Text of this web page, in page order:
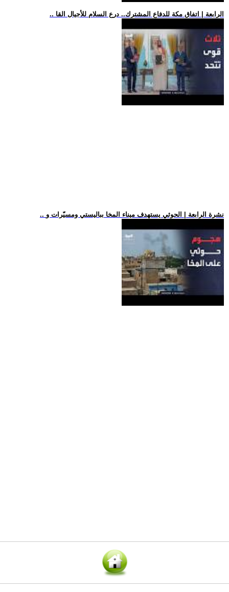
.. الرابعة | اتفاق مكة للدفاع المشترك.. درع السلام للأجيال القا
.. نشرة الرابعة | الحوثي يستهدف ميناء المخا بباليستي ومسيّرات و